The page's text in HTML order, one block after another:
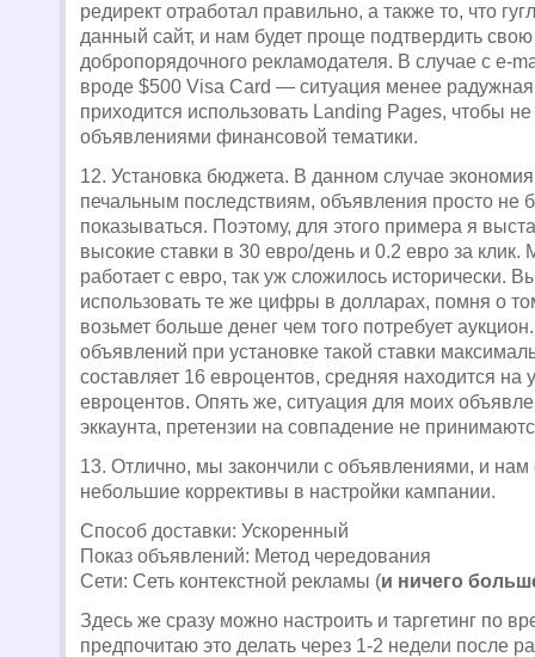
редирект отработал правильно, а также то, что
данный сайт, и нам будет проще подтвердить
добропорядочного рекламодателя. В случае с e-
вроде $500 Visa Card — ситуация менее
приходится использовать Landing Pages, чтобы не
объявлениями финансовой тематики.
12. Установка бюджета. В данном случае
печальным последствиям, объявления просто не
показываться. Поэтому, для этого примера я
высокие ставки в 30 евро/день и 0.2 евро за клик.
работает с евро, так уж сложилось исторически.
использовать те же цифры в долларах, помня о
возьмет больше денег чем того потребует
объявлений при установке такой ставки
составляет 16 евроцентов, средняя находится на
евроцентов. Опять же, ситуация для моих
эккаунта, претензии на совпадение не
13. Отлично, мы закончили с объявлениями, и нам
небольшие коррективы в настройки кампании.
Способ доставки: Ускоренный
Показ объявлений: Метод чередования
Сети: Сеть контекстной рекламы (и ничего
Здесь же сразу можно настроить и таргетинг по
предпочитаю это делать через 1-2 недели после